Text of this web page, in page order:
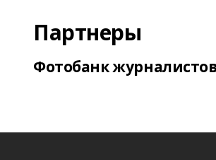
Партнеры
Фотобанк